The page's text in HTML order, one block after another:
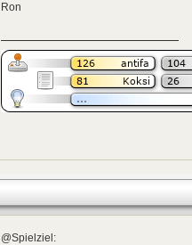
Ron
@Spielziel: